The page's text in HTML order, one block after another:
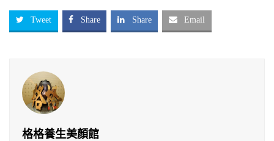
Tweet Share Share Email
格格養生美顏館